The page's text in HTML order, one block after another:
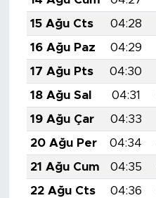
15 Ağu Cts
04:28
16 Ağu Paz
04:29
17 Ağu Pts
04:30
18 Ağu Sal
04:31
19 Ağu Çar
04:33
20 Ağu Per
04:34
21 Ağu Cum
04:35
22 Ağu Cts
04:36